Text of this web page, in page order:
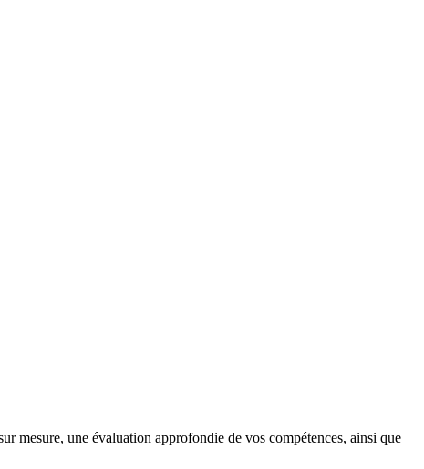
mesure, une évaluation approfondie de vos compétences, ainsi que